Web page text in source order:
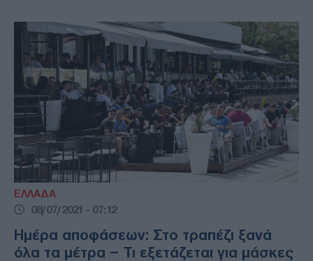
ΕΛΛΑΔΑ
08/07/2021 - 07:12
Ημέρα αποφάσεων: Στο τραπέζι ξανά
όλα τα μέτρα – Τι εξετάζεται για μάσκες